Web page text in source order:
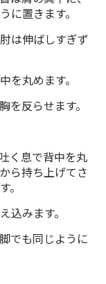
に置きます。
は伸ばしすぎず
を丸めます。
を反らせます。
く息で背中を丸
ら持ち上げてさ
。
込みます。
でも同じように